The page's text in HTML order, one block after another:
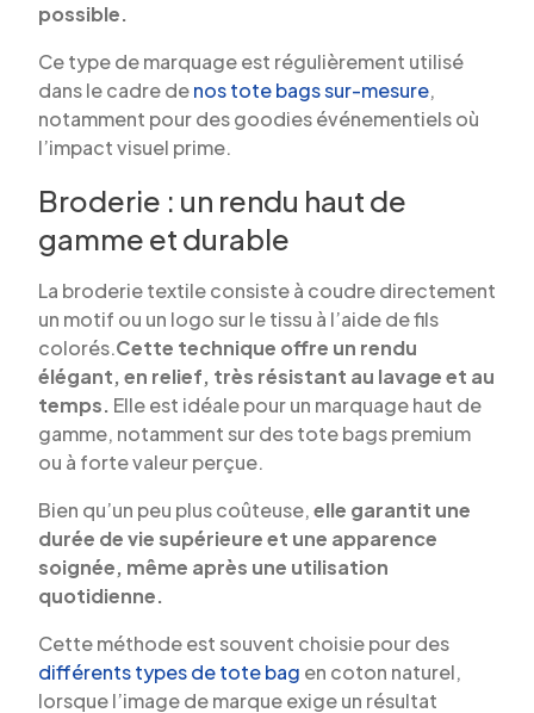
possible.
Ce type de marquage est régulièrement utilisé
dans le cadre denos tote bags sur-mesure,
notamment pour des goodies événementiels où
l’impact visuel prime.
Broderie : un rendu haut de
gamme et durable
La broderie textile consiste à coudre directement
un motif ou un logo sur le tissu à l’aide de fils
colorés.Cette technique offre un rendu
élégant, en relief, très résistant au lavage et au
temps. Elle est idéale pour un marquage haut de
gamme, notamment sur des tote bags premium
ou à forte valeur perçue.
Bien qu’un peu plus coûteuse,elle garantit une
durée de vie supérieure et une apparence
soignée, même après une utilisation
quotidienne.
Cette méthode est souvent choisie pour des
différents types de tote bag en coton naturel,
lorsque l’image de marque exige un résultat